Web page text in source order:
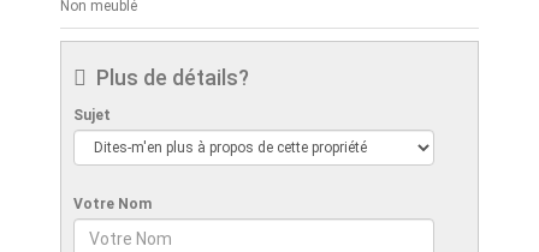
Non meublé
Plus de détails?
Sujet
Votre Nom